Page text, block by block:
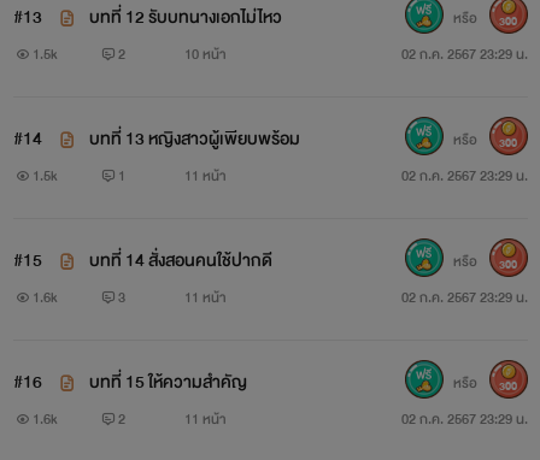
#13 บทที่ 12 รับบทนางเอกไม่ไหว
1.5k 2 10 หน้า 02 ก.ค. 2567 23:29 น.
หรือ 300
#14 บทที่ 13 หญิงสาวผู้เพียบพร้อม
1.5k 1 11 หน้า 02 ก.ค. 2567 23:29 น.
หรือ 300
#15 บทที่ 14 สั่งสอนคนใช้ปากดี
1.6k 3 11 หน้า 02 ก.ค. 2567 23:29 น.
หรือ 300
#16 บทที่ 15 ให้ความสำคัญ
1.6k 2 11 หน้า 02 ก.ค. 2567 23:29 น.
หรือ 300